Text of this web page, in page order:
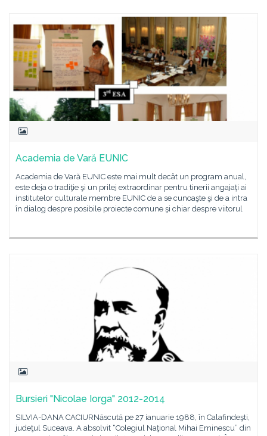
Academia de Vară EUNIC
Academia de Vară EUNIC este mai mult decât un program anual,
este deja o tradiţie şi un prilej extraordinar pentru tinerii angajaţi ai
institutelor culturale membre EUNIC de a se cunoaşte şi de a intra
în dialog despre posibile proiecte comune şi chiar despre viitorul
Bursieri "Nicolae Iorga" 2012-2014
SILVIA-DANA CACIURNăscută pe 27 ianuarie 1988, în Calafindeşti,
judeţul Suceava. A absolvit “Colegiul Naţional Mihai Eminescu” din